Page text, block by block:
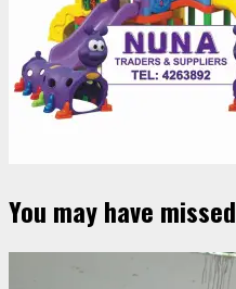
You may have missed